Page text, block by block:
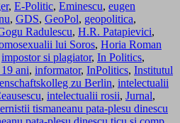
, E-Politic, Eminescu, eugen
, GDS, GeoPol, geopolitica,
Radulescu, H.R. Patapievici,
lui Soros, Horia Roman
impostor si plagiator, In Politics,
ani, informator, InPolitics, Institutul
zu Berlin, intelectualii
, intelectualii rosii, Jurnal,
tismaneanu pata-plesu dinescu